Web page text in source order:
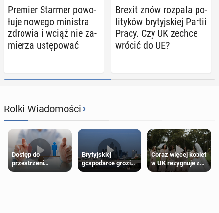
Premier Starmer po­wo­
łu­je nowego mi­ni­stra
zdrowia i wciąż nie za­
mie­rza ustę­po­wać
Brexit znów rozpala po­
li­ty­ków bry­tyj­skiej Partii
Pracy. Czy UK zechce
wrócić do UE?
Rolki Wiadomości›
Dostęp do
przestrzeni
przeznaczonych
Brytyjskiej
gospodarce grozi
recesja, jeśli
Coraz więcej kobiet
w UK rezygnuje z
roli druhny na